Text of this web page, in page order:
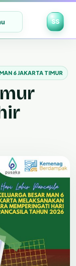
SS
6 JAKARTA TIMUR